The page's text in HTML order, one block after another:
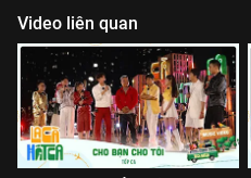
Video liên quan